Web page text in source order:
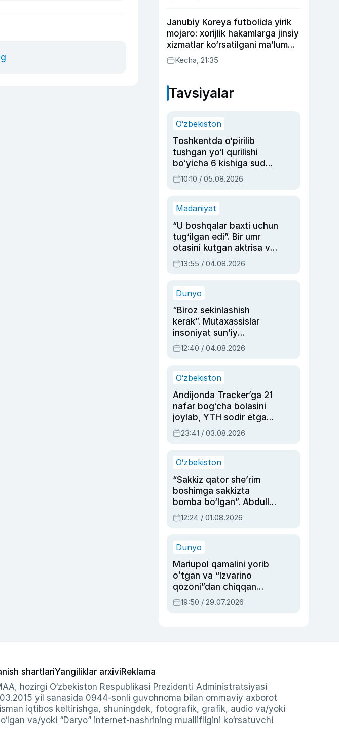
Janubiy Koreya futbolida yirik
mojaro: xorijlik hakamlarga jinsiy
xizmatlar ko‘rsatilgani ma’lum
qilindi
Kecha, 21:35
Tavsiyalar
O‘zbekiston
Toshkentda o‘pirilib
tushgan yo‘l qurilishi
bo‘yicha 6 kishiga sud
hukmi o‘qildi
10:10 / 05.08.2026
Madaniyat
“U boshqalar baxti uchun
tug‘ilgan edi”. Bir umr
otasini kutgan aktrisa va
dublyaj ustasi Rimma
Ahmedovaning
13:55 / 04.08.2026
Dunyo
“Biroz sekinlashish
kerak”. Mutaxassislar
insoniyat sun’iy
intellektni boshqara
olmay qolishidan xavotir
12:40 / 04.08.2026
O‘zbekiston
Andijonda Tracker’ga 21
nafar bog‘cha bolasini
joylab, YTH sodir etgan
ayolga sud hukmi o‘qildi
23:41 / 03.08.2026
O‘zbekiston
“Sakkiz qator she’rim
boshimga sakkizta
bomba bo‘lgan”. Abdulla
Oripovni siyosiy
ayblovlardan asrab
12:24 / 01.08.2026
Dunyo
Mariupol qamalini yorib
oʻtgan va “Izvarino
qozoni”dan chiqqan
qahramon — Ukraina
armiyasi bosh
19:50 / 29.07.2026
shartlariYangiliklar arxiviReklama
hozirgi O‘zbekiston Respublikasi Prezidenti Administratsiyasi
yil sanasida 0944-sonli guvohnoma bilan ommaviy axborot
iqtibos keltirishga, shuningdek, fotografik, grafik, audio va/yoki
va/yoki “Daryo” internet-nashrining muallifligini ko‘rsatuvchi